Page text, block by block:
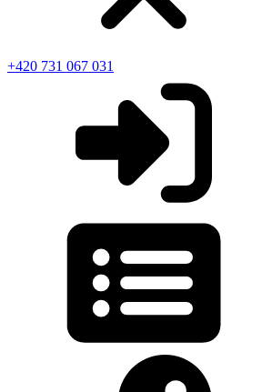
+420 731 067 031